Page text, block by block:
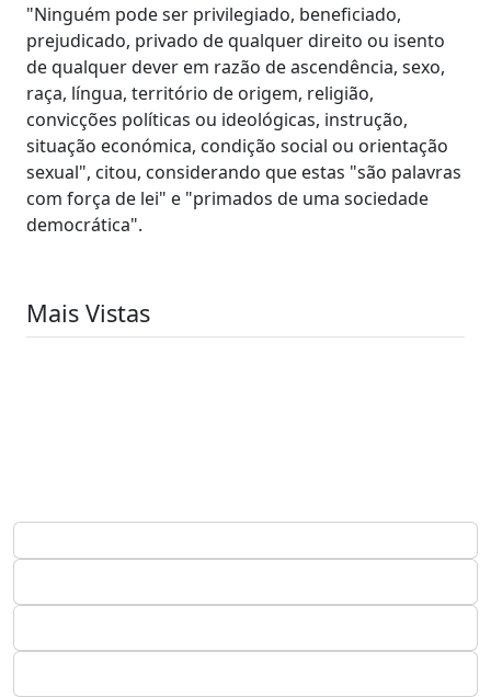
"Ninguém pode ser privilegiado, beneficiado,
prejudicado, privado de qualquer direito ou isento
de qualquer dever em razão de ascendência, sexo,
raça, língua, território de origem, religião,
convicções políticas ou ideológicas, instrução,
situação económica, condição social ou orientação
sexual", citou, considerando que estas "são palavras
com força de lei" e "primados de uma sociedade
democrática".
Mais Vistas